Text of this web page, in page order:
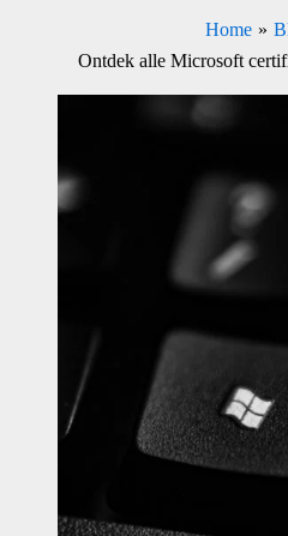
Home
Ontdek alle Microsoft